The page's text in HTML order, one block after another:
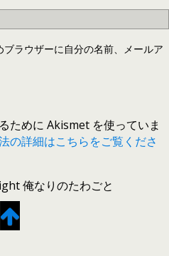
ラウザーに自分の名前、メールア
ために Akismet を使っていま
の詳細はこちらをご覧くださ
俺なりのたわごと